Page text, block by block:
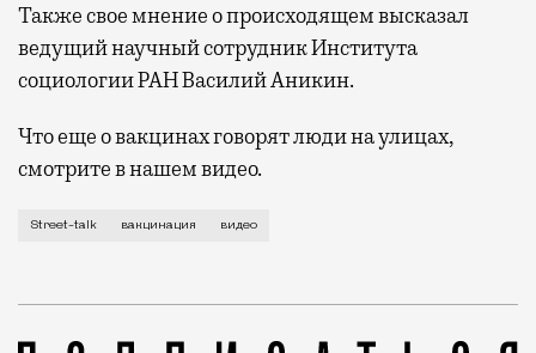
Также свое мнение о происходящем высказал
ведущий научный сотрудник Института
социологии РАН Василий Аникин.
Что еще о вакцинах говорят люди на улицах,
смотрите в нашем видео.
Тема вакцинации разделила общество на два
Street-talk вакцинация видео